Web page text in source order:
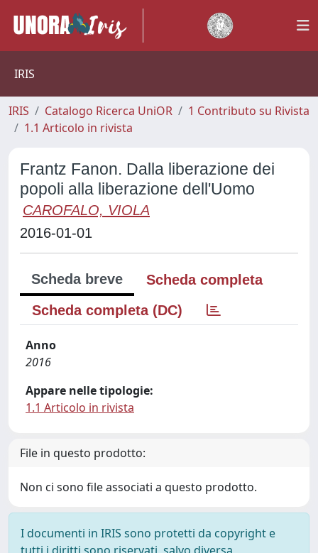
IRIS
IRIS Catalogo Ricerca UniOR
1 Contributo su Rivista
1.1 Articolo in rivista
Frantz Fanon. Dalla liberazione dei
popoli alla liberazione dell'Uomo
CAROFALO, VIOLA
2016-01-01
Scheda breve
Scheda completa
Scheda completa (DC)
Anno
2016
Appare nelle tipologie:
1.1 Articolo in rivista
File in questo prodotto:
Non ci sono file associati a questo prodotto.
I documenti in IRIS sono protetti da copyright e